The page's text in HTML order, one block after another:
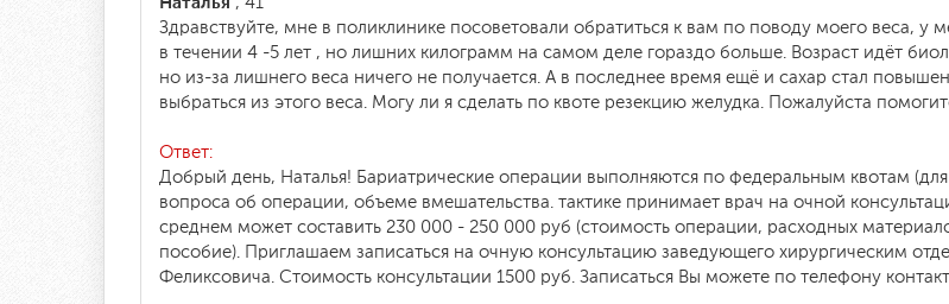
Здравствуйте, мне в поликлинике посоветовали обратиться к вам по поводу моего веса, у
в течении 4 -5 лет , но лишних килограмм на самом деле гораздо больше. Возраст идёт
но из-за лишнего веса ничего не получается. А в последнее время ещё и сахар стал
выбраться из этого веса. Могу ли я сделать по квоте резекцию желудка. Пожалуйста
Ответ:
Добрый день, Наталья! Бариатрические операции выполняются по федеральным квотам
вопроса об операции, объеме вмешательства. тактике принимает врач на очной
среднем может составить 230 000 - 250 000 руб (стоимость операции, расходных
пособие). Приглашаем записаться на очную консультацию заведующего хирургическим
Феликсовича. Стоимость консультации 1500 руб. Записаться Вы можете по телефону